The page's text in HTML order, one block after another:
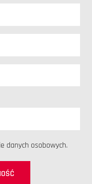
danych osobowych.